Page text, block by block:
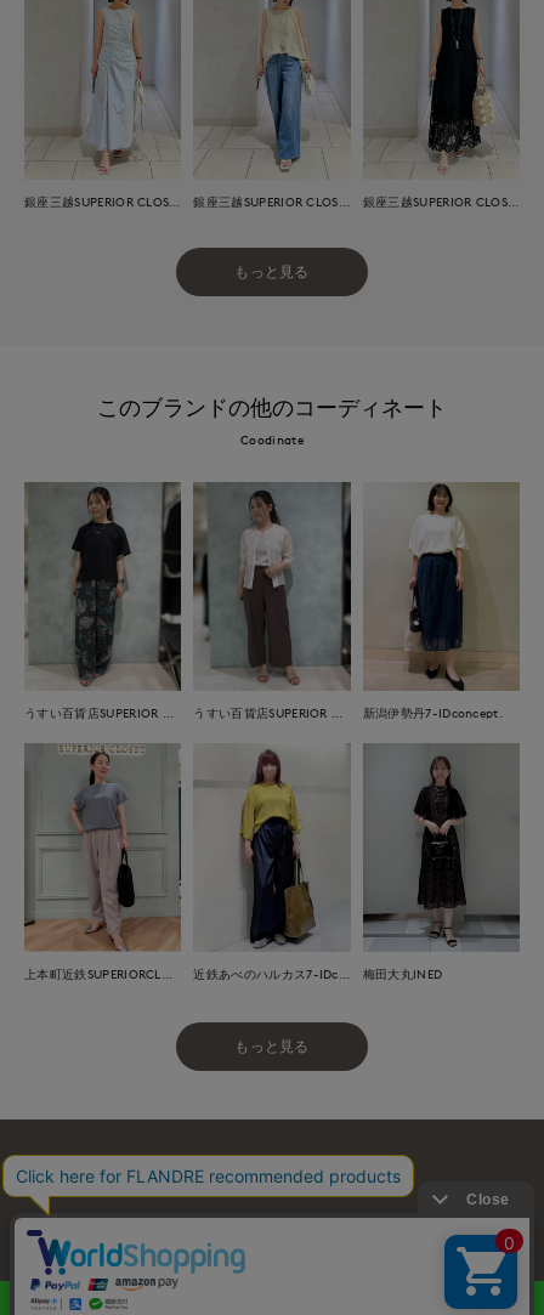
もっと見る
このブランドの他のコーディネート
Coodinate
新潟伊勢丹7-IDconcept.
梅田大丸INED
もっと見る
お問い合わせ 利用規約 プライバシーポリシー
特定商取引・古物営業法に基づく表示